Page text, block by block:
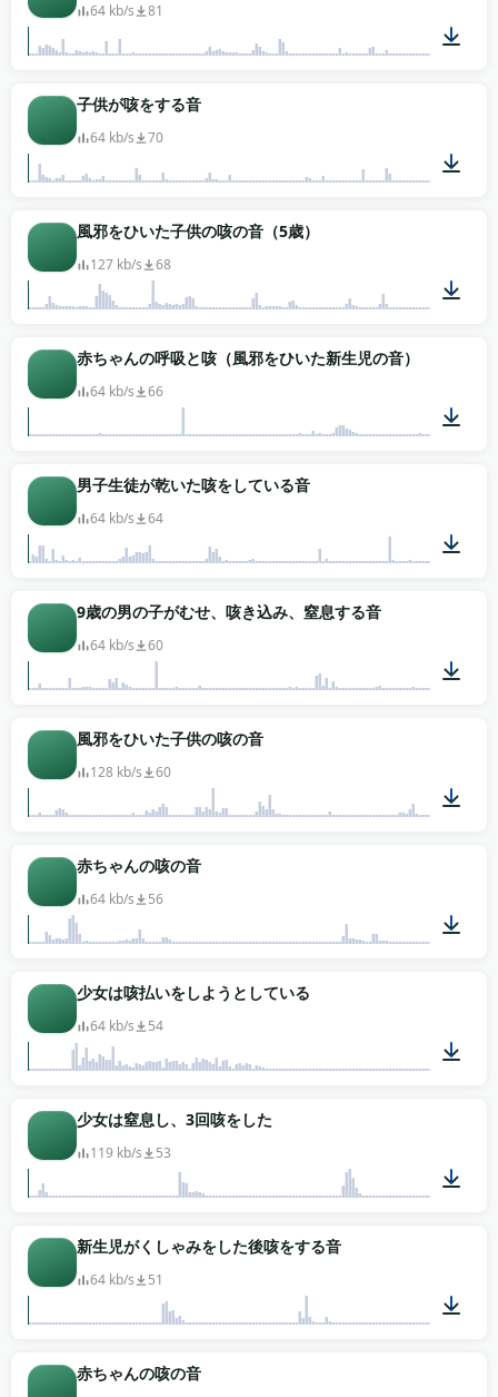
64 kb/s 81
子供が咳をする音
64 kb/s 70
風邪をひいた子供の咳の音（5歳）
127 kb/s 68
赤ちゃんの呼吸と咳（風邪をひいた新生児の音）
64 kb/s 66
男子生徒が乾いた咳をしている音
64 kb/s 64
9歳の男の子がむせ、咳き込み、窒息する音
64 kb/s 60
風邪をひいた子供の咳の音
128 kb/s 60
赤ちゃんの咳の音
64 kb/s 56
少女は咳払いをしようとしている
64 kb/s 54
少女は窒息し、3回咳をした
119 kb/s 53
新生児がくしゃみをした後咳をする音
64 kb/s 51
赤ちゃんの咳の音